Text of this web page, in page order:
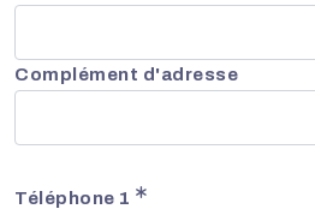
Complément d'adresse
Téléphone 1